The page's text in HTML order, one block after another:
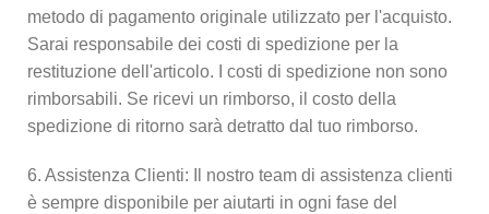
metodo di pagamento originale utilizzato per l'acquisto.
Sarai responsabile dei costi di spedizione per la
restituzione dell'articolo. I costi di spedizione non sono
rimborsabili. Se ricevi un rimborso, il costo della
spedizione di ritorno sarà detratto dal tuo rimborso.
6. Assistenza Clienti: Il nostro team di assistenza clienti
è sempre disponibile per aiutarti in ogni fase del